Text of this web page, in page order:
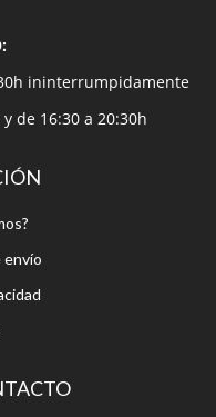
ininterrumpidamente
de 16:30 a 20:30h
envío